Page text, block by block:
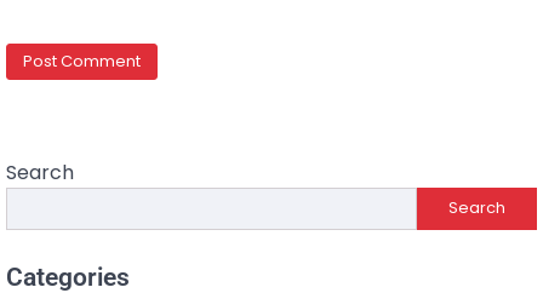
Search
Search
Categories